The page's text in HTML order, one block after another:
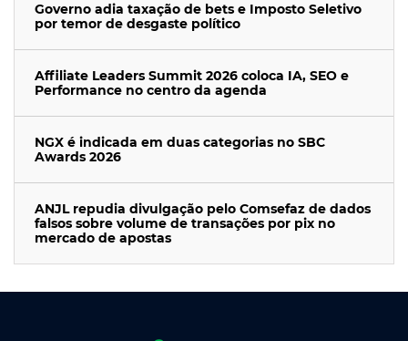
Governo adia taxação de bets e Imposto Seletivo
por temor de desgaste político
Affiliate Leaders Summit 2026 coloca IA, SEO e
Performance no centro da agenda
NGX é indicada em duas categorias no SBC
Awards 2026
ANJL repudia divulgação pelo Comsefaz de dados
falsos sobre volume de transações por pix no
mercado de apostas